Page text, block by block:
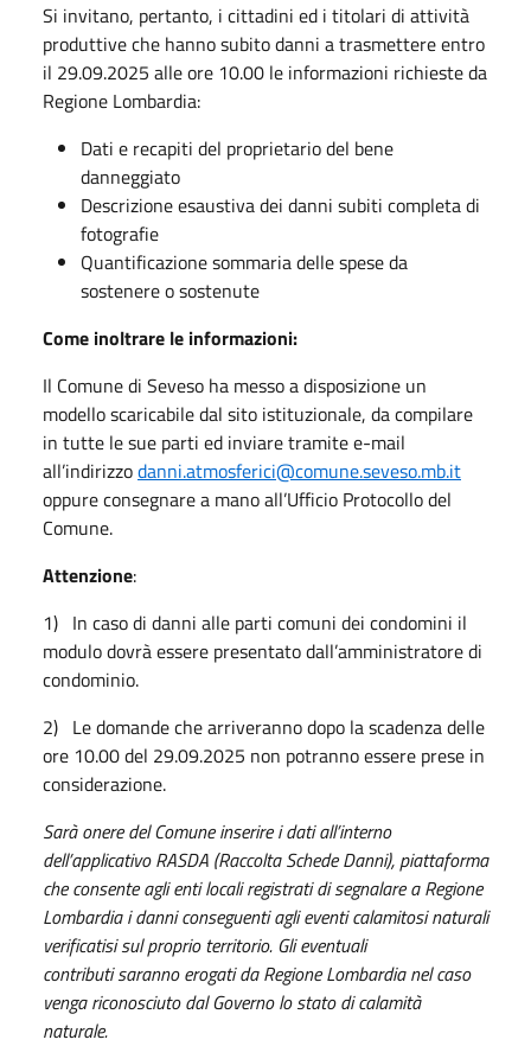
Si invitano, pertanto, i cittadini ed i titolari di attività
produttive che hanno subito danni a trasmettere entro
il 29.09.2025 alle ore 10.00 le informazioni richieste da
Regione Lombardia:
Dati e recapiti del proprietario del bene
danneggiato
Descrizione esaustiva dei danni subiti completa di
fotografie
Quantificazione sommaria delle spese da
sostenere o sostenute
Come inoltrare le informazioni:
Il Comune di Seveso ha messo a disposizione un
modello scaricabile dal sito istituzionale, da compilare
in tutte le sue parti ed inviare tramite e-mail
all’indirizzodanni.atmosferici@comune.seveso.mb.it
oppure consegnare a mano all’Ufficio Protocollo del
Comune.
Attenzione:
1) In caso di danni alle parti comuni dei condomini il
modulo dovrà essere presentato dall’amministratore di
condominio.
2) Le domande che arriveranno dopo la scadenza delle
ore 10.00 del 29.09.2025 non potranno essere prese in
considerazione.
Sarà onere del Comune inserire i dati all’interno
dell’applicativo RASDA (Raccolta Schede Danni), piattaforma
che consente agli enti locali registrati di segnalare a Regione
Lombardia i danni conseguenti agli eventi calamitosi naturali
verificatisi sul proprio territorio. Gli eventuali
contributi saranno erogati da Regione Lombardia nel caso
venga riconosciuto dal Governo lo stato di calamità
naturale.